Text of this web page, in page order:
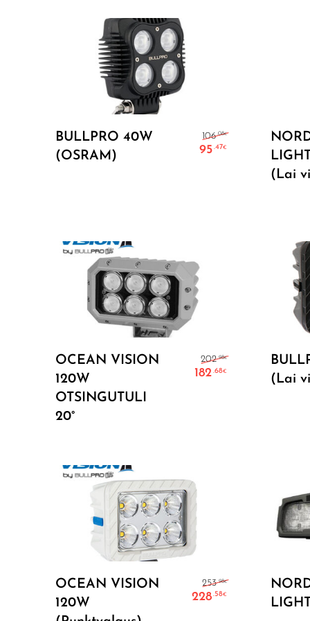
BULLPRO 40W
(OSRAM)
106.08€ Algne hind oli:
95.47€
Current price
(Lai
Lisa Korvi
OCEAN VISION
120W
OTSINGUTULI
20°
202.98€ Algne hind
182.68€
Current price
(Lai
OCEAN VISION
120W
253.98€ Algne hind oli:
228.58€
Current price